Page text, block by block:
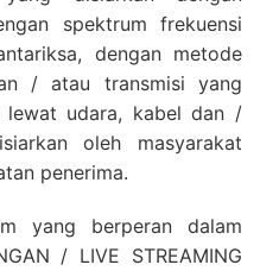
spektrum frekuensi
dengan metode
/ atau transmisi yang
lewat udara, kabel dan /
oleh masyarakat
penerima.
yang berperan dalam
/ LIVE STREAMING